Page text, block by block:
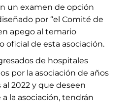
un examen de opción
por “el Comité de
apego al temario
oficial de esta asociación.
de hospitales
por la asociación de años
al 2022 y que deseen
la asociación, tendrán